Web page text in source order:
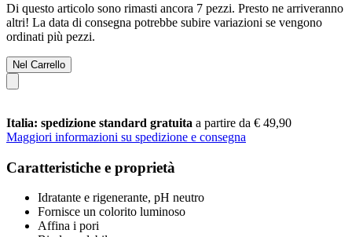
Di questo articolo sono rimasti ancora 7 pezzi. Presto ne arriveranno
altri! La data di consegna potrebbe subire variazioni se vengono
ordinati più pezzi.
Nel Carrello
Italia: spedizione standard gratuita a partire da € 49,90
Maggiori informazioni su spedizione e consegna
Caratteristiche e proprietà
Idratante e rigenerante, pH neutro
Fornisce un colorito luminoso
Affina i pori